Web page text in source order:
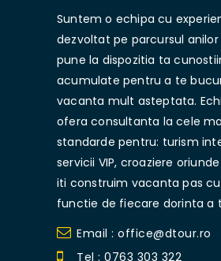
Suntem o echipa cu
dezvoltat pe parcursul anilor
pune la dispozitia ta
acumulate pentru a te
vacanta mult asteptata.
ofera consultanta la cele
standarde pentru: turism
servicii VIP, croaziere
iti construim vacanta pas
functie de fiecare dorinta a
Email : office@dtour.ro
Tel : 0763 303 322